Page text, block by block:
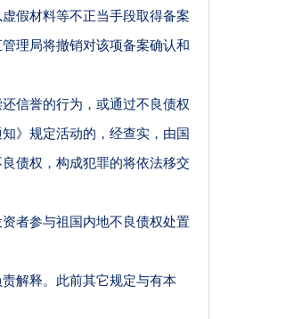
假材料等不正当手段取得备案
理局将撤销对该项备案确认和
信誉的行为，或通过不良债权
》规定活动的，经查实，由国
债权，构成犯罪的将依法移交
者参与祖国内地不良债权处置
解释。此前其它规定与有本